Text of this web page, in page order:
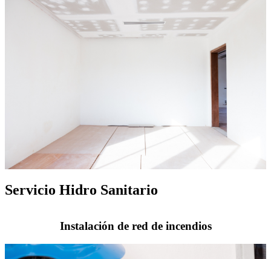
Servicio Hidro Sanitario
Instalación de red de incendios